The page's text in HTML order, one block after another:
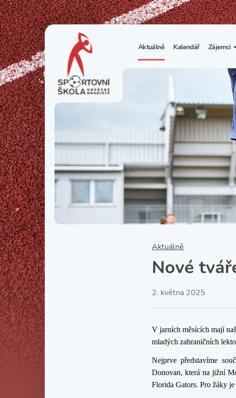
Aktuálně Kalendář Zájemci
1. třída
Aktuálně
Nové
2. května 2025
V jarních měsících mají
mladých zahraničních
Nejprve představíme
Donovan, která na jižní
Florida Gators. Pro žáky